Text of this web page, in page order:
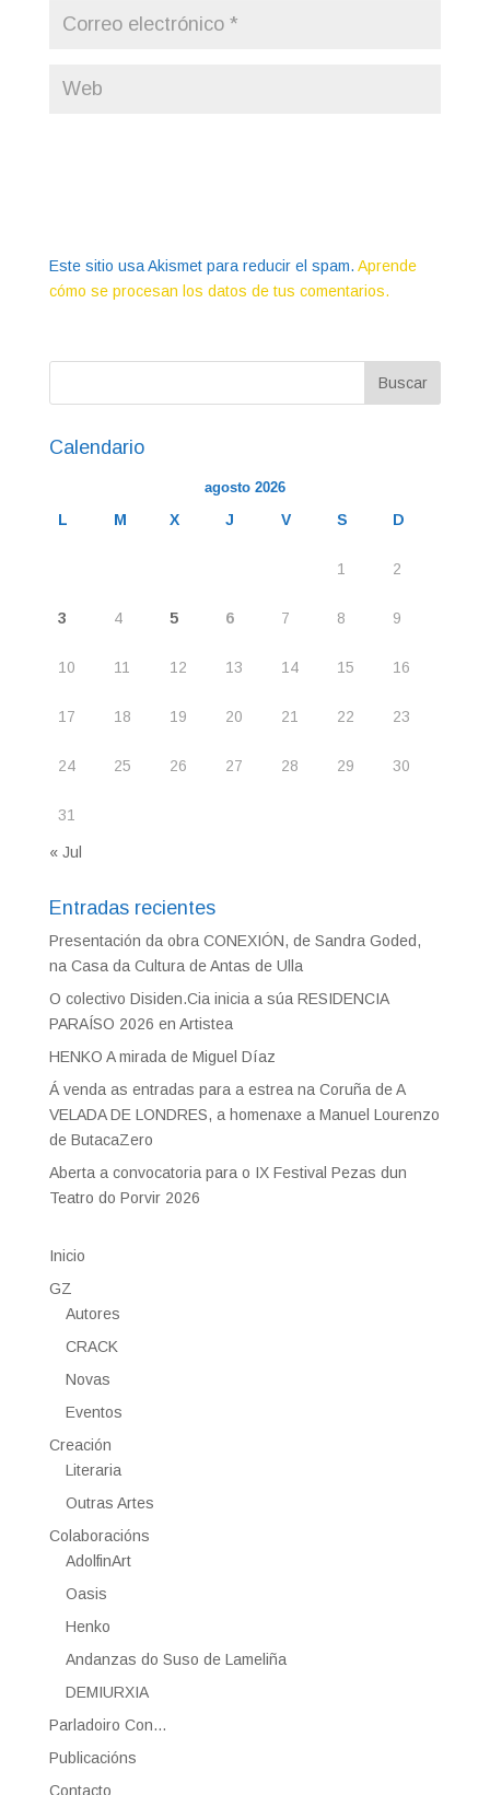
Este sitio usa Akismet para reducir el spam. Aprende
cómo se procesan los datos de tus comentarios.
Calendario
agosto 2026
L M X J V S D
1 2
3 4 5 6 7 8 9
10 11 12 13 14 15 16
17 18 19 20 21 22 23
24 25 26 27 28 29 30
31
« Jul
Entradas recientes
Presentación da obra CONEXIÓN, de Sandra Goded,
na Casa da Cultura de Antas de Ulla
O colectivo Disiden.Cia inicia a súa RESIDENCIA
PARAÍSO 2026 en Artistea
HENKO A mirada de Miguel Díaz
Á venda as entradas para a estrea na Coruña de A
VELADA DE LONDRES, a homenaxe a Manuel Lourenzo
de ButacaZero
Aberta a convocatoria para o IX Festival Pezas dun
Teatro do Porvir 2026
Inicio
GZ
Autores
CRACK
Novas
Eventos
Creación
Literaria
Outras Artes
Colaboracións
AdolfinArt
Oasis
Henko
Andanzas do Suso de Lameliña
DEMIURXIA
Parladoiro Con…
Publicacións
Contacto